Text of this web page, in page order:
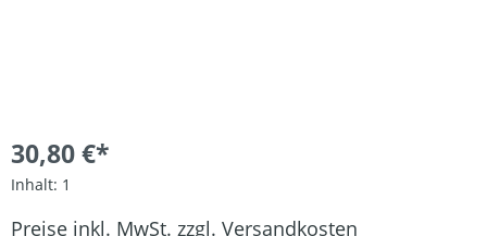
30,80 €*
Inhalt: 1
Preise inkl. MwSt. zzgl. Versandkosten